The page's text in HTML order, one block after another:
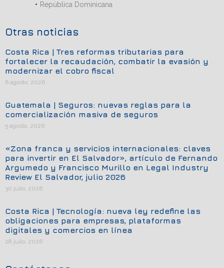
República Dominicana
Otras noticias
Costa Rica | Tres reformas tributarias para
fortalecer la recaudación, combatir la evasión y
modernizar el cobro fiscal
6 agosto, 2026
Guatemala | Seguros: nuevas reglas para la
comercialización masiva de seguros
5 agosto, 2026
«Zona franca y servicios internacionales: claves
para invertir en El Salvador», artículo de Fernando
Argumedo y Francisco Murillo en Legal Industry
Review El Salvador, julio 2026
30 julio, 2026
Costa Rica | Tecnología: nueva ley redefine las
obligaciones para empresas, plataformas
digitales y comercios en línea
28 julio, 2026